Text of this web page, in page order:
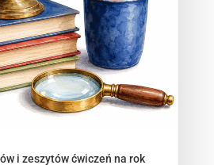
i zeszytów ćwiczeń na rok